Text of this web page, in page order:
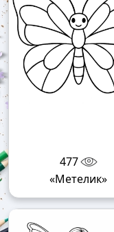
477
«Метелик»